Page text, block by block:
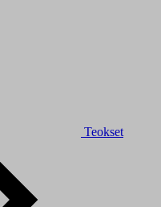
Teokset